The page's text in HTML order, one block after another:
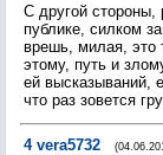
С другой стороны,
публике, силком
врешь, милая, это
этому, путь и
ей высказываний,
что раз зовется
4 vera5732